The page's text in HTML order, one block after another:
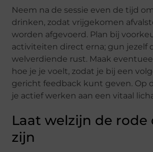
Neem na de sessie even de tijd
drinken, zodat vrijgekomen
worden afgevoerd. Plan bij
activiteiten direct erna; gun jezelf
welverdiende rust. Maak
hoe je je voelt, zodat je bij een
gericht feedback kunt geven. Op
je actief werken aan een vitaal
Laat welzijn de rode
zijn